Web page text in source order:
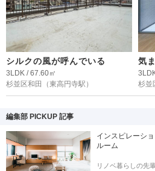
シルクの風が呼んでいる
3LDK / 67.60㎡
杉並区和田
（東高円寺駅）
気
杉並
編集部 PICKUP 記事
インスピレーシ
ルーム
リノベ暮らしの先